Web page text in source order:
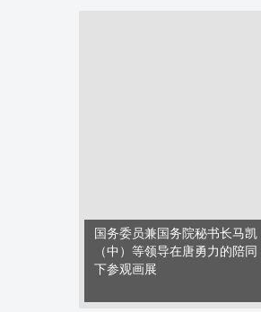
国务委员兼国务院秘书长马凯
（中）等领导在唐勇力的陪同
下参观画展